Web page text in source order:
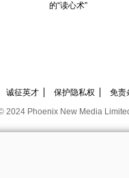
的“读心术”
诚征英才 保护隐私权 免责
2024 Phoenix New Media